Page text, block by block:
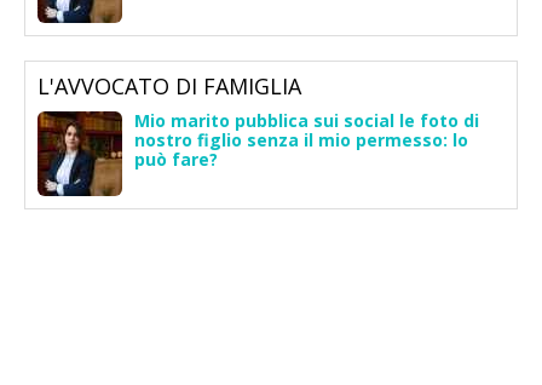
L'AVVOCATO DI FAMIGLIA
Mio marito pubblica sui social le foto di
nostro figlio senza il mio permesso: lo
può fare?